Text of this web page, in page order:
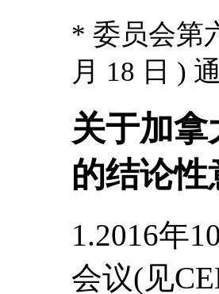
* 委员会第
月 18 日 )
关于加
的结论
1.2016年
会议(见